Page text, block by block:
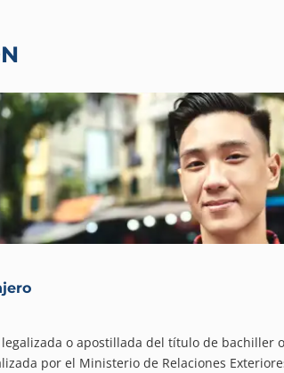
legalizada o apostillada del título de bachiller
por el Ministerio de Relaciones